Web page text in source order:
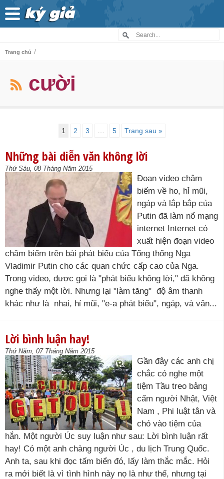
Trang chủ /
cười
1 2 3 5 Trang sau »
Những bài diễn văn không lời
Thứ Sáu, 08 Tháng Năm 2015
Đoạn video châm
biếm về ho, hỉ mũi,
ngáp và lắp bắp của
Putin đã làm nổ mạng
internet Internet có
xuất hiện đoạn video
châm biếm trên bài phát biểu của Tổng thống Nga
Vladimir Putin cho các quan chức cấp cao của Nga.
Trong video, được gọi là "phát biểu không lời," đã không
nghe thấy một lời. Nhưng lại "làm tăng" độ âm thanh
khác như là nhai, hỉ mũi, "e-a phát biểu", ngáp, và vân...
Lời bình luận hay!
Thứ Năm, 07 Tháng Năm 2015
Gần đây các anh chị
chắc có nghe một
tiệm Tầu treo bảng
cấm người Nhật, Việt
Nam , Phi luật tân và
chó vào tiệm của
hắn. Một người Úc suy luận như sau: Lời bình luận rất
hay! Có một anh chàng người Úc , du lịch Trung Quốc.
Anh ta, sau khi đọc tấm biển đó, lấy làm thắc mắc. Hỏi
ra mới biết là vì tình hình này nọ là như thế, nhưng tại